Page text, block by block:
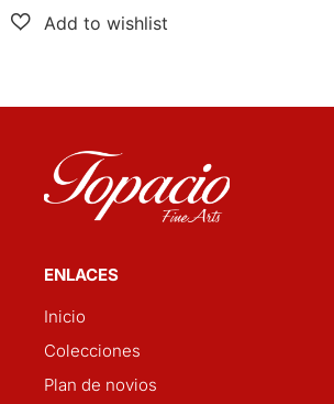
ENLACES
Inicio
Colecciones
Plan de novios